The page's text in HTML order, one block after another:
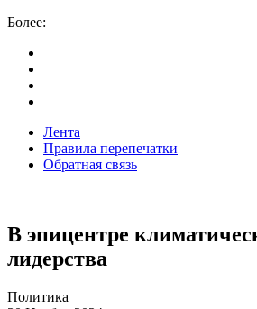
Более:
Лента
Правила перепечатки
Обратная связь
В эпицентре
лидерства
Политика